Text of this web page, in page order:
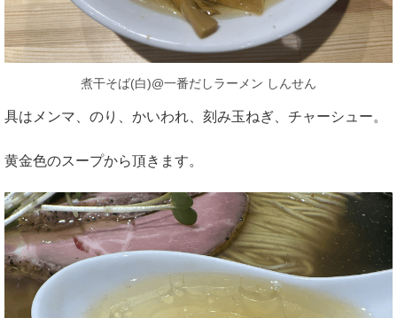
煮干そば(白)@一番だしラーメン しんせん
具はメンマ、のり、かいわれ、刻み玉ねぎ、チャーシュー。
黄金色のスープから頂きます。